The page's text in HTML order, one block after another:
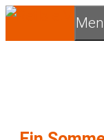
Zum
Inhalt